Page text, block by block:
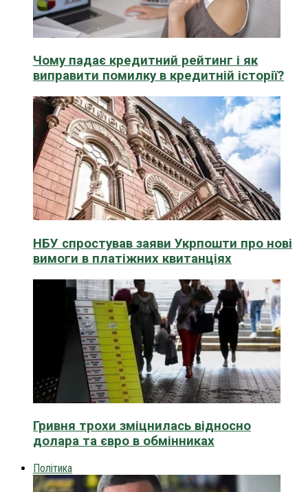
Чому падає кредитний рейтинг і як
виправити помилку в кредитній історії?
НБУ спростував заяви Укрпошти про нові
вимоги в платіжних квитанціях
Гривня трохи зміцнилась відносно
долара та євро в обмінниках
Політика